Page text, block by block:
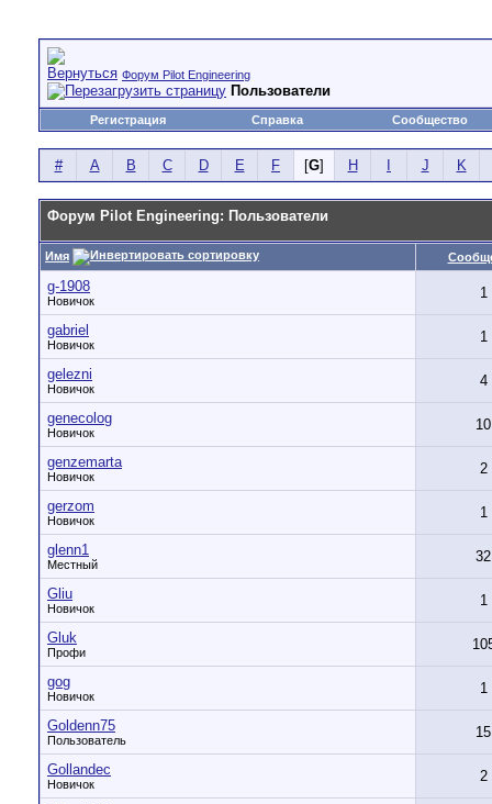
Форум Pilot Engineering
Пользователи
Регистрация Справка Сообщество
# A B C D E F [G] H J K
Форум Pilot Engineering: Пользователи
Имя
g-1908
Новичок 1
gabriel
Новичок 1
gelezni
Новичок 4
genecolog
Новичок 10
genzemarta
Новичок 2
gerzom
Новичок 1
glenn1
Местный 32
Gliu
Новичок 1
Gluk
Профи
gog
Новичок 1
Goldenn75
Пользователь 15
Gollandec
Новичок 2